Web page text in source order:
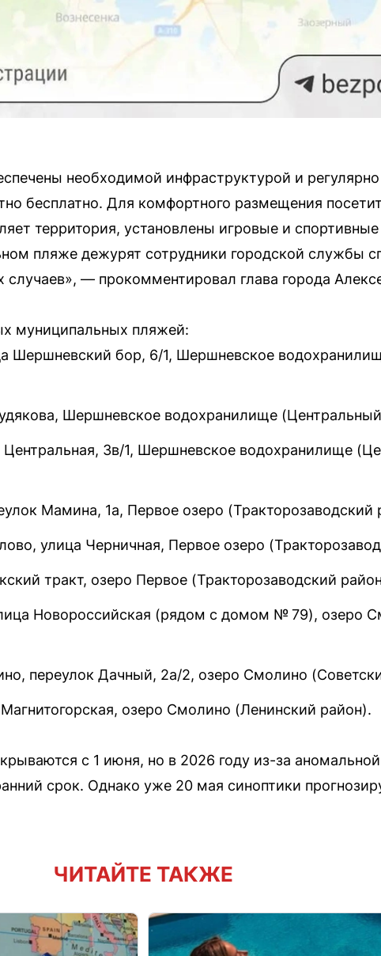
необходимой инфраструктурой и
бесплатно. Для комфортного размещения
территория, установлены игровые и
пляже дежурят сотрудники городской службы
случаев», — прокомментировал глава города
муниципальных пляжей:
Шершневский бор, 6/1, Шершневское
Шершневское водохранилище
3в/1, Шершневское водохранилище
Мамина, 1а, Первое озеро (Тракторозаводский
улица Черничная, Первое озеро
тракт, озеро Первое (Тракторозаводский
Новороссийская (рядом с домом № 79), озеро
переулок Дачный, 2а/2, озеро Смолино
озеро Смолино (Ленинский район).
с 1 июня, но в 2026 году из-за
срок. Однако уже 20 мая синоптики
ЧИТАЙТЕ ТАКЖЕ